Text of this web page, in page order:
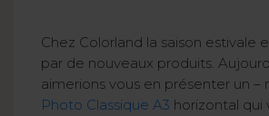
Chez Colorland la saison estivale
par de nouveaux produits.
aimerions vous en présenter un –
Photo Classique A3 horizontal qui